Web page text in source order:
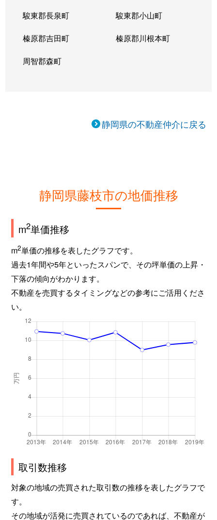
駿東郡長泉町 駿東郡小山町
榛原郡吉田町 榛原郡川根本町
周智郡森町
静岡県の不動産仲介に戻る
静岡県藤枝市の地価推移
m2単価推移
m2単価の推移を表したグラフです。
過去1年間や5年といったスパンで、その坪単価の上昇・
下落の傾向がわかります。
不動産を売買するタイミングなどの参考にご活用くださ
い。
取引数推移
対象の地域の売買された取引数の推移を表したグラフで
す。
その地域が活発に売買されているのであれば、不動産が